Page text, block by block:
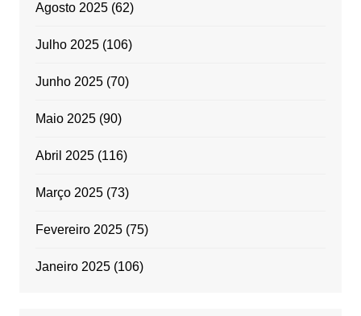
Agosto 2025(62)
Julho 2025(106)
Junho 2025(70)
Maio 2025(90)
Abril 2025(116)
Março 2025(73)
Fevereiro 2025(75)
Janeiro 2025(106)